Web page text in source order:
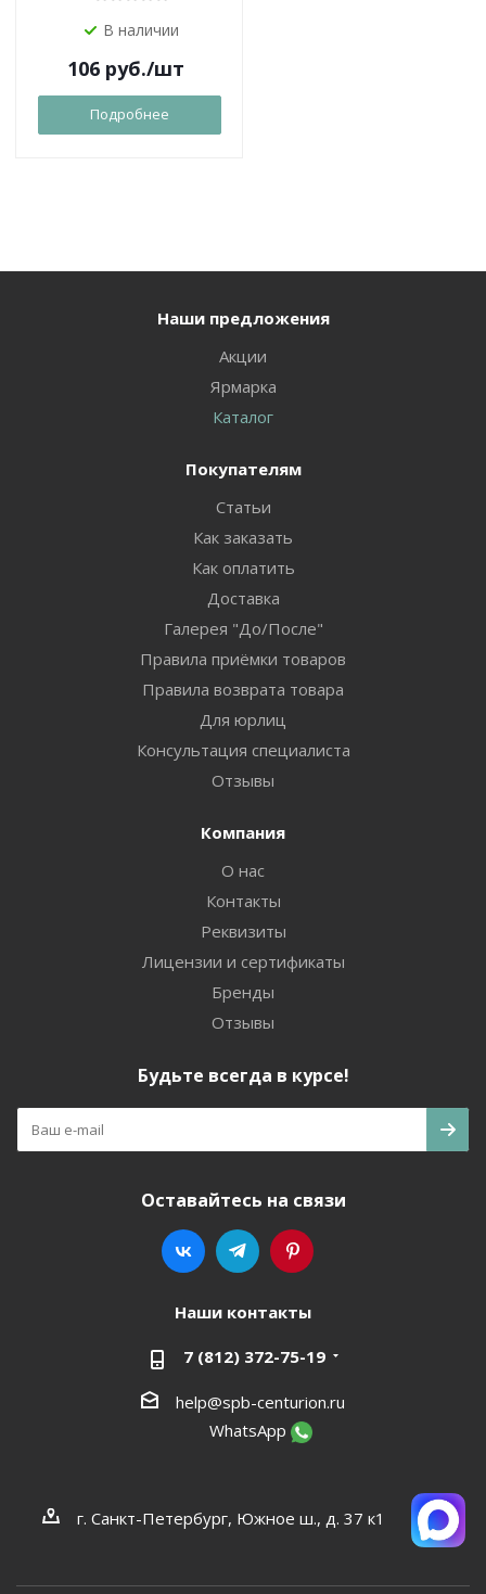
В наличии
106 руб./шт
Подробнее
Наши предложения
Акции
Ярмарка
Каталог
Покупателям
Статьи
Как заказать
Как оплатить
Доставка
Галерея "До/После"
Правила приёмки товаров
Правила возврата товара
Для юрлиц
Консультация специалиста
Отзывы
Компания
О нас
Контакты
Реквизиты
Лицензии и сертификаты
Бренды
Отзывы
Будьте всегда в курсе!
Оставайтесь на связи
Наши контакты
7 (812) 372-75-19
help@spb-centurion.ru
WhatsApp
г. Санкт-Петербург, Южное ш., д. 37 к1